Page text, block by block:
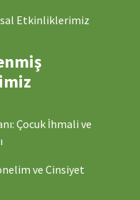
Etkinliklerimiz
Çocuk İhmali ve
ve Cinsiyet